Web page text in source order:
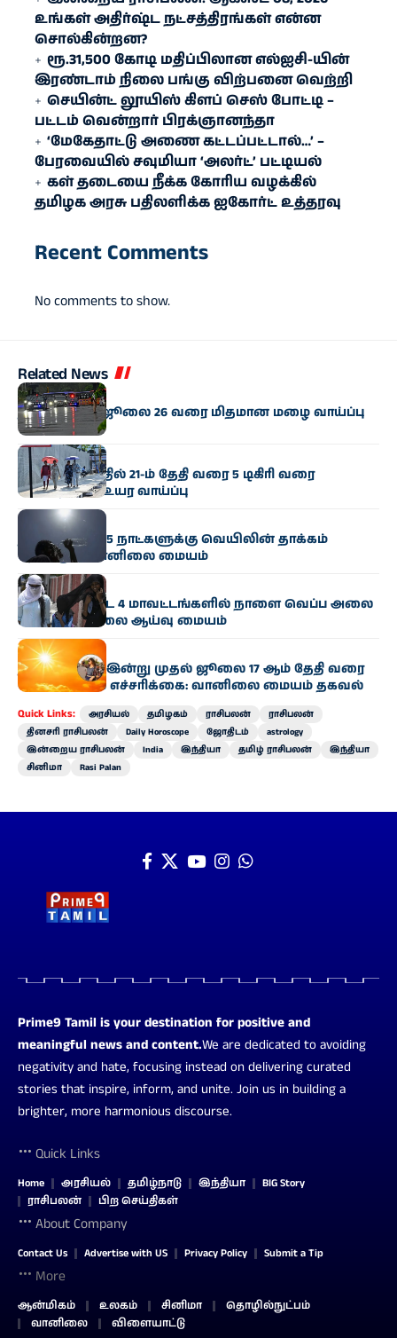
உங்கள் அதிர்ஷ்ட நட்சத்திரங்கள் என்ன
சொல்கின்றன?
ரூ.31,500 கோடி மதிப்பிலான எல்ஐசி-​யின்
இரண்​டாம் நிலை பங்கு விற்பனை வெற்றி
செயின்ட் லூயிஸ் கிளப் செஸ் போட்டி –
பட்டம் வென்றார் பிரக்ஞானந்தா
‘மேகேதாட்டு அணை கட்டப்பட்டால்…’ –
பேரவையில் சவுமியா ‘அலர்ட்’ பட்டியல்
கள் தடையை நீக்க கோரிய வழக்கில்
தமிழக அரசு பதிலளிக்க ஐகோர்ட் உத்தரவு
Recent Comments
No comments to show.
Related News
வானிலை
தமிழகத்தில் ஜூலை 26 வரை மிதமான மழை வாய்ப்பு
வானிலை
உள் தமிழகத்தில் 21-ம் தேதி வரை 5 டிகிரி வரை
வெப்பநிலை உயர வாய்ப்பு
வானிலை
தமிழ்நாட்டில் 5 நாட்களுக்கு வெயிலின் தாக்கம்
தொடரும்: வானிலை மையம்
வானிலை
கரூர் உள்ளிட்ட 4 மாவட்டங்களில் நாளை வெப்ப அலை
வீசும்: வானிலை ஆய்வு மையம்
வானிலை
தமிழ்நாட்டில் இன்று முதல் ஜூலை 17 ஆம் தேதி வரை
வெப்ப அலை எச்சரிக்கை: வானிலை மையம் தகவல்
Quick Links: அரசியல் தமிழகம் ராசிபலன்
ராசிபலன்
தினசரி ராசிபலன்
Daily Horoscope ஜோதிடம்
astrology
இன்றைய ராசிபலன்
India இந்தியா தமிழ் ராசிபலன்
இந்தியா
சினிமா
Rasi Palan
Prime9 Tamil is your destination for positive and
meaningful news and content.We are dedicated to avoiding
negativity and hate, focusing instead on delivering curated
stories that inspire, inform, and unite. Join us in building a
brighter, more harmonious discourse.
Quick Links
Home அரசியல் தமிழ்நாடு இந்தியா
BIG Story
ராசிபலன்
பிற செய்திகள்
About Company
Contact Us Advertise with US Privacy Policy Submit a Tip
More
ஆன்மிகம் உலகம் சினிமா
தொழில்நுட்பம்
வானிலை
விளையாட்டு